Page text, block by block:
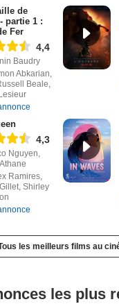
de
partie 1 :
Fer
4,4
Baudry
Abkarian,
Beale,
4,3
Nguyen,
Ramires,
Shirley
les meilleurs films au
les plus